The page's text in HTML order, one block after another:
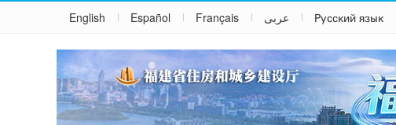
English Español Français عربى Русский язык